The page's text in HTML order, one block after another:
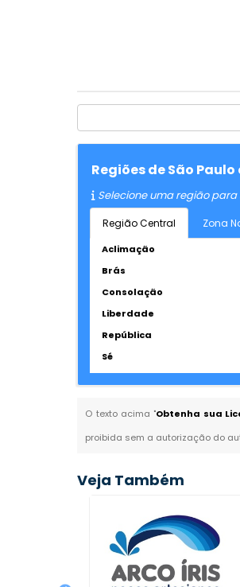
Regiões de São
Selecione uma região
Região Central Zona
Aclimação
Brás
Consolação
Liberdade
República
Sé
O texto acima "Obtenha sua
proibida sem a autorização do
Veja Também